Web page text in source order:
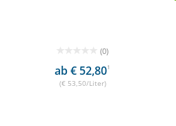
(0)
ab € 52,801
(€ 53,50/Liter)